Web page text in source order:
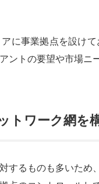
に事業拠点を設け
ントの要望や市場ニ
トワーク網を
するものも多いため